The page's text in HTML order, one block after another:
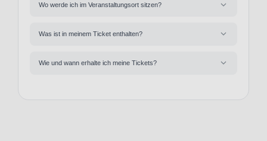
Wo werde ich im Veranstaltungsort sitzen?
Was ist in meinem Ticket enthalten?
Wie und wann erhalte ich meine Tickets?